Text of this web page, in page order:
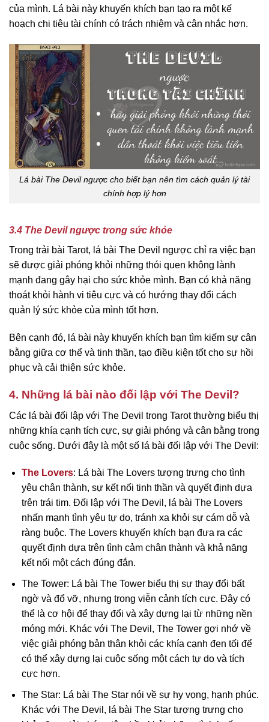
của mình. Lá bài này khuyến khích bạn tạo ra một kế
hoạch chi tiêu tài chính có trách nhiệm và cân nhắc hơn.
Lá bài The Devil ngược cho biết bạn nên tìm cách quản lý tài
chính hợp lý hơn
3.4 The Devil ngược trong sức khỏe
Trong trải bài Tarot, lá bài The Devil ngược chỉ ra việc bạn
sẽ được giải phóng khỏi những thói quen không lành
mạnh đang gây hại cho sức khỏe mình. Bạn có khả năng
thoát khỏi hành vi tiêu cực và có hướng thay đổi cách
quản lý sức khỏe của mình tốt hơn.
Bên cạnh đó, lá bài này khuyến khích bạn tìm kiếm sự cân
bằng giữa cơ thể và tinh thần, tạo điều kiện tốt cho sự hồi
phục và cải thiện sức khỏe.
4. Những lá bài nào đối lập với The Devil?
Các lá bài đối lập với The Devil trong Tarot thường biểu thị
những khía cạnh tích cực, sự giải phóng và cân bằng trong
cuộc sống. Dưới đây là một số lá bài đối lập với The Devil:
The Lovers: Lá bài The Lovers tượng trưng cho tình
yêu chân thành, sự kết nối tinh thần và quyết định dựa
trên trái tim. Đối lập với The Devil, lá bài The Lovers
nhấn mạnh tình yêu tự do, tránh xa khỏi sự cám dỗ và
ràng buộc. The Lovers khuyến khích bạn đưa ra các
quyết định dựa trên tình cảm chân thành và khả năng
kết nối một cách đúng đắn.
The Tower: Lá bài The Tower biểu thị sự thay đổi bất
ngờ và đổ vỡ, nhưng trong viễn cảnh tích cực. Đây có
thể là cơ hội để thay đổi và xây dựng lại từ những nền
móng mới. Khác với The Devil, The Tower gợi nhớ về
việc giải phóng bản thân khỏi các khía cạnh đen tối để
có thể xây dựng lại cuộc sống một cách tự do và tích
cực hơn.
The Star: Lá bài The Star nói về sự hy vọng, hạnh phúc.
Khác với The Devil, lá bài The Star tượng trưng cho